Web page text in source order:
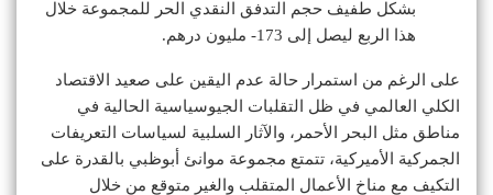
بشكل طفيف حجم التدفق النقدي الحر للمجموعة خلال
هذا الربع ليصل إلى 173- مليون درهم.
على الرغم من استمرار حالة عدم اليقين على صعيد الاقتصاد
الكلي العالمي في ظل التقلبات الجيوسياسية الحالية في
مناطق مثل البحر الأحمر، والآثار السلبية لسياسات التعريفات
الجمركية الأميركية، تتمتع مجموعة موانئ أبوظبي بالقدرة على
التكيف مع مناخ الأعمال المتقلب والغير متوقع من خلال